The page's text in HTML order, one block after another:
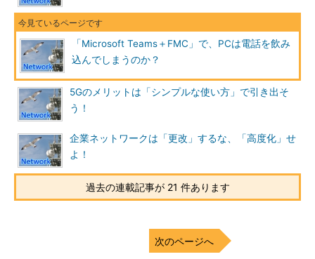
「Microsoft Teams＋FMC」で、PCは電話を飲み
込んでしまうのか？
5Gのメリットは「シンプルな使い方」で引き出そ
う！
企業ネットワークは「更改」するな、「高度化」せ
よ！
過去の連載記事が 21 件あります
次のページへ